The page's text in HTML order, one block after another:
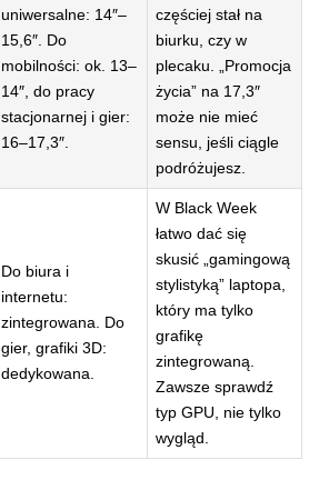
uniwersalne: 14″–
15,6″. Do
mobilności: ok. 13–
14″, do pracy
stacjonarnej i gier:
16–17,3″.
częściej stał na
biurku, czy w
plecaku. „Promocja
życia” na 17,3″
może nie mieć
sensu, jeśli ciągle
podróżujesz.
Do biura i
internetu:
zintegrowana. Do
gier, grafiki 3D:
dedykowana.
W Black Week
łatwo dać się
skusić „gamingową
stylistyką” laptopa,
który ma tylko
grafikę
zintegrowaną.
Zawsze sprawdź
typ GPU, nie tylko
wygląd.